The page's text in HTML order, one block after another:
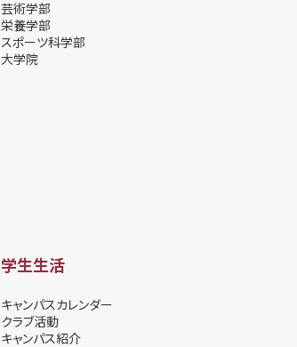
芸術学部
栄養学部
スポーツ科学部
大学院
学生生活
キャンパスカレンダー
クラブ活動
キャンパス紹介